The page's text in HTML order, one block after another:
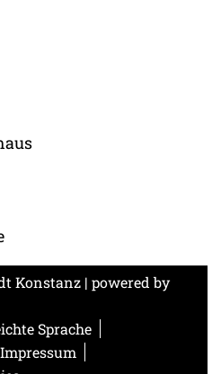
Konstanz | powered by
Sprache
Impressum